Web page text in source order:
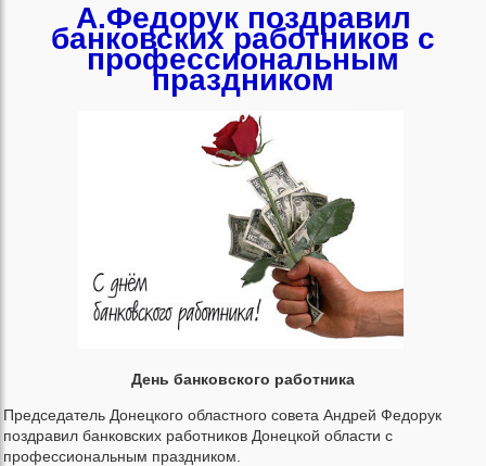
А.Федорук поздравил
банковских работников с
профессиональным
праздником
День банковского работника
Председатель Донецкого областного совета Андрей Федорук
поздравил банковских работников Донецкой области с
профессиональным праздником.